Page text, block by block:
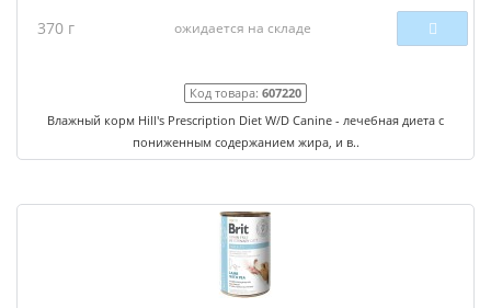
370 г
ожидается на складе
Код товара: 607220
Влажный корм Hill's Prescription Diet W/D Canine - лечебная диета с
пониженным содержанием жира, и в..